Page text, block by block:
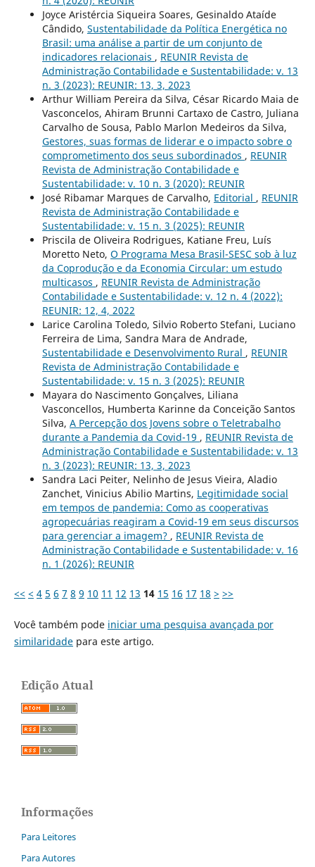
Joyce Aristércia Siqueira Soares, Gesinaldo Ataíde
Cândido, Sustentabilidade da Política Energética no
Brasil: uma análise a partir de um conjunto de
indicadores relacionais , REUNIR Revista de
Administração Contabilidade e Sustentabilidade: v. 13
n. 3 (2023): REUNIR: 13, 3, 2023
Arthur William Pereira da Silva, César Ricardo Maia de
Vasconcelos, Ahiram Brunni Cartaxo de Castro, Juliana
Carvalho de Sousa, Pablo Marlon Medeiros da Silva,
Gestores, suas formas de liderar e o impacto sobre o
comprometimento dos seus subordinados , REUNIR
Revista de Administração Contabilidade e
Sustentabilidade: v. 10 n. 3 (2020): REUNIR
José Ribamar Marques de Carvalho, Editorial , REUNIR
Revista de Administração Contabilidade e
Sustentabilidade: v. 15 n. 3 (2025): REUNIR
Priscila de Oliveira Rodrigues, Katiane Freu, Luís
Moretto Neto, O Programa Mesa Brasil-SESC sob à luz
da Coprodução e da Economia Circular: um estudo
multicasos , REUNIR Revista de Administração
Contabilidade e Sustentabilidade: v. 12 n. 4 (2022):
REUNIR: 12, 4, 2022
Larice Carolina Toledo, Silvio Roberto Stefani, Luciano
Ferreira de Lima, Sandra Mara de Andrade,
Sustentabilidade e Desenvolvimento Rural , REUNIR
Revista de Administração Contabilidade e
Sustentabilidade: v. 15 n. 3 (2025): REUNIR
Mayara do Nascimento Gonçalves, Liliana
Vasconcellos, Humberta Karinne da Conceição Santos
Silva, A Percepção dos Jovens sobre o Teletrabalho
durante a Pandemia da Covid-19 , REUNIR Revista de
Administração Contabilidade e Sustentabilidade: v. 13
n. 3 (2023): REUNIR: 13, 3, 2023
Sandra Laci Peiter, Nelinho de Jesus Vieira, Aladio
Zanchet, Vinicius Abilio Martins, Legitimidade social
em tempos de pandemia: Como as cooperativas
agropecuárias reagiram a Covid-19 em seus discursos
para gerenciar a imagem? , REUNIR Revista de
Administração Contabilidade e Sustentabilidade: v. 16
n. 1 (2026): REUNIR
<< < 4 5 6 7 8 9 10 11 12 13 14 15 16 17 18 > >>
Você também pode iniciar uma pesquisa avançada por
similaridadepara este artigo.
Edição Atual
Informações
Para Leitores
Para Autores